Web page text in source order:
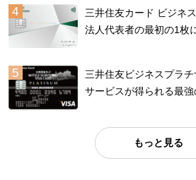
三井住友カード ビジネ
法人代表者の最初の1枚
三井住友ビジネスプラ
サービスが得られる最
もっと見る